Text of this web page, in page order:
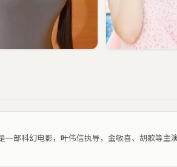
一部科幻电影，叶伟信执导，金敏喜、胡歌等主